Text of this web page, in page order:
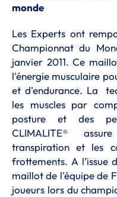
monde
Les Experts ont
Championnat du
janvier 2011. Ce
l'énergie musculaire
et d'endurance. La
les muscles par
posture et des
CLIMALITE®
transpiration et les
frottements. A l’issue
maillot de l'équipe de
joueurs lors du